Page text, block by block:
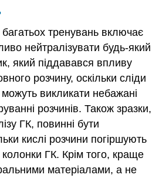
тренувань включає
нейтралізувати будь-який
який піддавався впливу
розчину, оскільки сліди
викликати небажані
розчинів. Також зразки,
ГК, повинні бути
кислі розчини погіршують
ГК. Крім того, краще
матеріалами, а не